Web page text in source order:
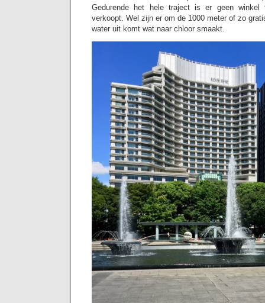
Gedurende het hele traject is er geen winkel
verkoopt. Wel zijn er om de 1000 meter of zo
water uit komt wat naar chloor smaakt.